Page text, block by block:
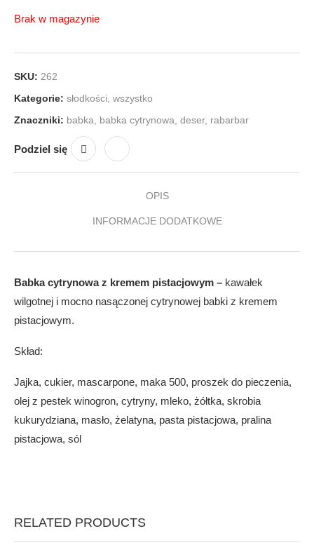
Brak w magazynie
SKU: 262
Kategorie: słodkości wszystko
Znaczniki: babka babka cytrynowa deser, rabarbar
Podziel się
OPIS
INFORMACJE DODATKOWE
Babka cytrynowa z kremem pistacjowym – kawałek
wilgotnej i mocno nasączonej cytrynowej babki z kremem
pistacjowym.
Skład:
Jajka, cukier, mascarpone, maka 500, proszek do pieczenia,
olej z pestek winogron, cytryny, mleko, żółtka, skrobia
kukurydziana, masło, żelatyna, pasta pistacjowa, pralina
pistacjowa, sól
RELATED PRODUCTS